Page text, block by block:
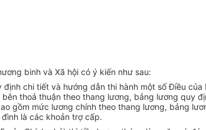
binh và Xã hội có ý kiến như sau:
chi tiết và hướng dẫn thi hành một số Điều
thoả thuận theo thang lương, bảng lương quy
gồm mức lương chính theo thang lương, bảng
là các khoản trợ cấp.